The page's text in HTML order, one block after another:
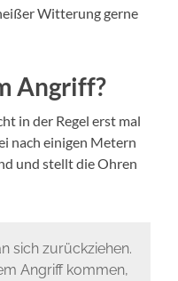
Witterung gerne
Angriff?
in der Regel erst mal
nach einigen Metern
und stellt die Ohren
sich zurückziehen.
Angriff kommen,